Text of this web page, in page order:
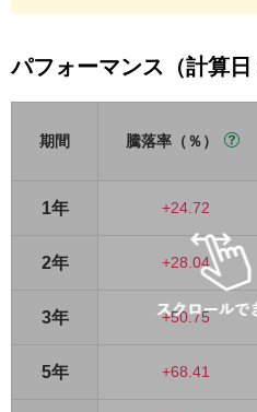
パフォーマンス（計算日
期間 騰落率（％）
1年 +24.72
2年 +28.04
3年 +50.75
5年 +68.41